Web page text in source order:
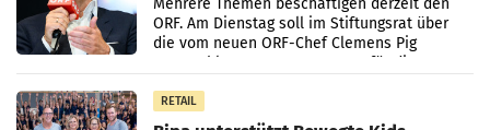
Mehrere Themen beschäftigen derzeit den
ORF. Am Dienstag soll im Stiftungsrat über
die vom neuen ORF-Chef Clemens Pig
vorgeschlagenen Besetzungen für die
RETAIL